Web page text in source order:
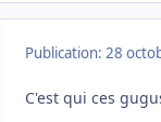
Publication: 28
C'est qui ces